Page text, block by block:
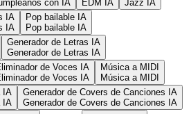
con IA
EDM IA
Jazz IA
IA
IA
Pop bailable IA
Pop bailable IA
Generador de Letras IA
Generador de Letras IA
de Voces IA
de Voces IA
Música a MIDI
Música a MIDI
IA
IA
Generador de Covers de Canciones IA
Generador de Covers de Canciones IA